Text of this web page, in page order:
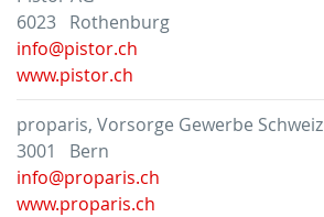
6023 Rothenburg
info@pistor.ch
www.pistor.ch
proparis, Vorsorge Gewerbe Schweiz
3001 Bern
info@proparis.ch
www.proparis.ch